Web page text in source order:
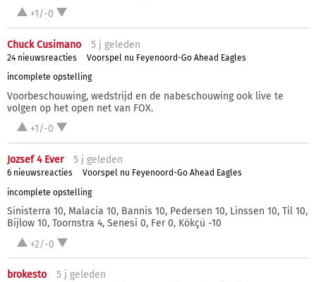
+1/-0
Chuck Cusimano 5 j geleden
24 nieuwsreacties
Voorspel nu Feyenoord-Go Ahead Eagles
incomplete opstelling
Voorbeschouwing, wedstrijd en de nabeschouwing ook live te
volgen op het open net van FOX.
+1/-0
Jozsef 4 Ever 5 j geleden
6 nieuwsreacties
Voorspel nu Feyenoord-Go Ahead Eagles
incomplete opstelling
Sinisterra 10, Malacia 10, Bannis 10, Pedersen 10, Linssen 10, Til 10,
Bijlow 10, Toornstra 4, Senesi 0, Fer 0, Kökçü -10
+2/-0
brokesto 5 j geleden